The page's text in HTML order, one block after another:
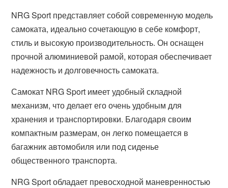
NRG Sport представляет собой современную модель
самоката, идеально сочетающую в себе комфорт,
стиль и высокую производительность. Он оснащен
прочной алюминиевой рамой, которая обеспечивает
надежность и долговечность самоката.
Самокат NRG Sport имеет удобный складной
механизм, что делает его очень удобным для
хранения и транспортировки. Благодаря своим
компактным размерам, он легко помещается в
багажник автомобиля или под сиденье
общественного транспорта.
NRG Sport обладает превосходной маневренностью